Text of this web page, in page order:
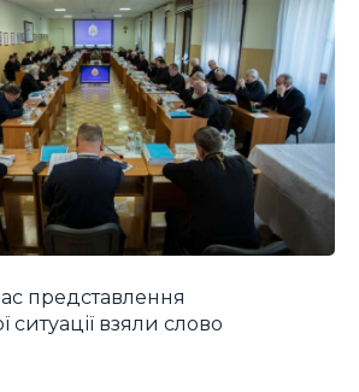
представлення
ситуації взяли слово